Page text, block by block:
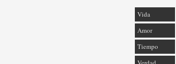
Vida
Amor
Tiempo